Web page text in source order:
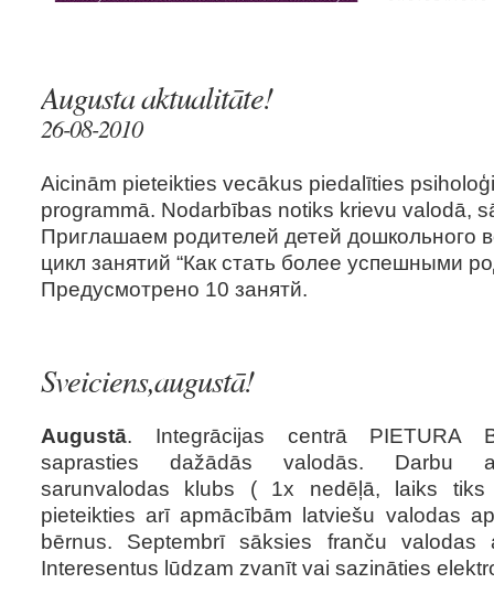
Augusta aktualitāte!
26-08-2010
Aicinām pieteikties vecākus piedalīties
programmā. Nodarbības notiks krievu valodā,
Приглашаем родителей детей дошкольного
цикл занятий “Как стать более успешными
Предусмотрено 10 занятй.
Sveiciens,augustā!
Augustā. Integrācijas centrā PIETURA
saprasties dažādās valodās. Darbu
sarunvalodas klubs ( 1x nedēļā, laiks tiks
pieteikties arī apmācībām latviešu valodas
bērnus. Septembrī sāksies franču valodas
Interesentus lūdzam zvanīt vai sazināties